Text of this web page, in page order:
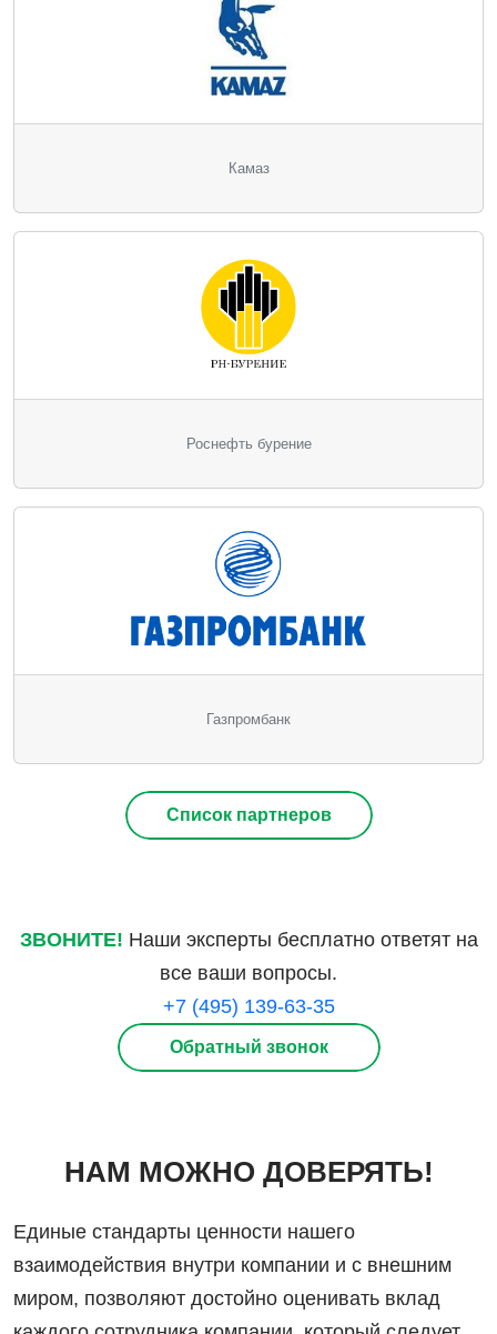
Камаз
Роснефть бурение
Газпромбанк
Список партнеров
ЗВОНИТЕ! Наши эксперты бесплатно ответят на
все ваши вопросы.
+7 (495) 139-63-35
Обратный звонок
НАМ МОЖНО ДОВЕРЯТЬ!
Единые стандарты ценности нашего
взаимодействия внутри компании и с внешним
миром, позволяют достойно оценивать вклад